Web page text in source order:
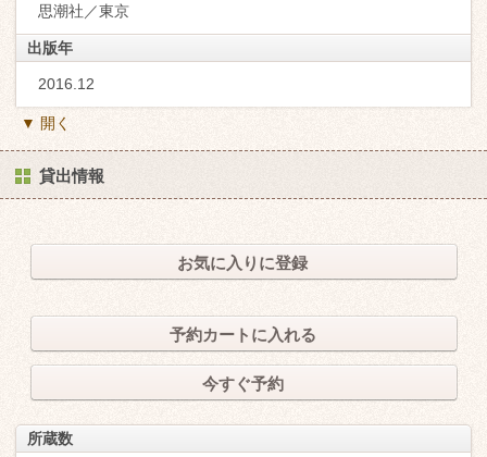
思潮社／東京
出版年
2016.12
▼ 開く
貸出情報
お気に入りに登録
予約カートに入れる
今すぐ予約
所蔵数